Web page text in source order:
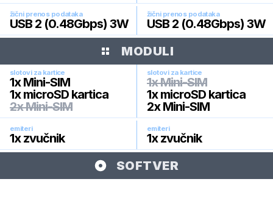
žični prenos podataka
USB 2 (0.48Gbps) 3W
žični prenos podataka
USB 2 (0.48Gbps) 3W
MODULI
slotovi za kartice
1x Mini-SIM
1x microSD kartica
2x Mini-SIM
slotovi za kartice
1x Mini-SIM
1x microSD kartica
2x Mini-SIM
emiteri
1x zvučnik
emiteri
1x zvučnik
SOFTVER